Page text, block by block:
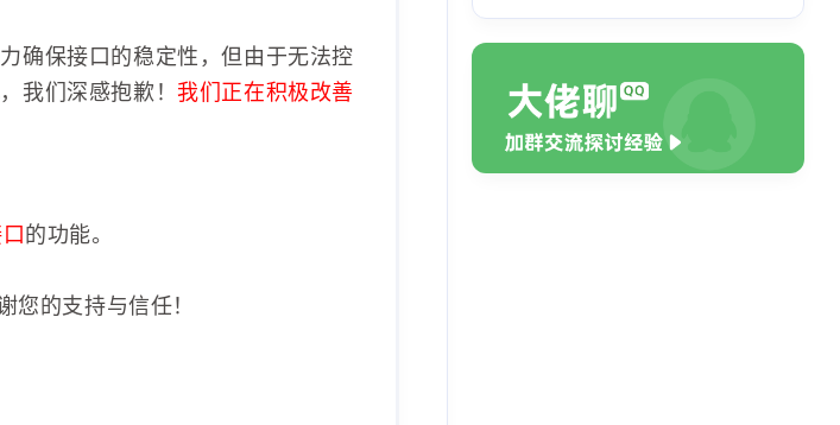
确保接口的稳定性，但由于无法控
我们深感抱歉！ 我们正在积极改善
的功能。
您的支持与信任！